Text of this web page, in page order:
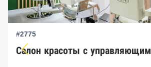
#2775
Салон красоты с управляющим